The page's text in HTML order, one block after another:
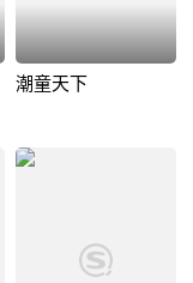
潮童天下